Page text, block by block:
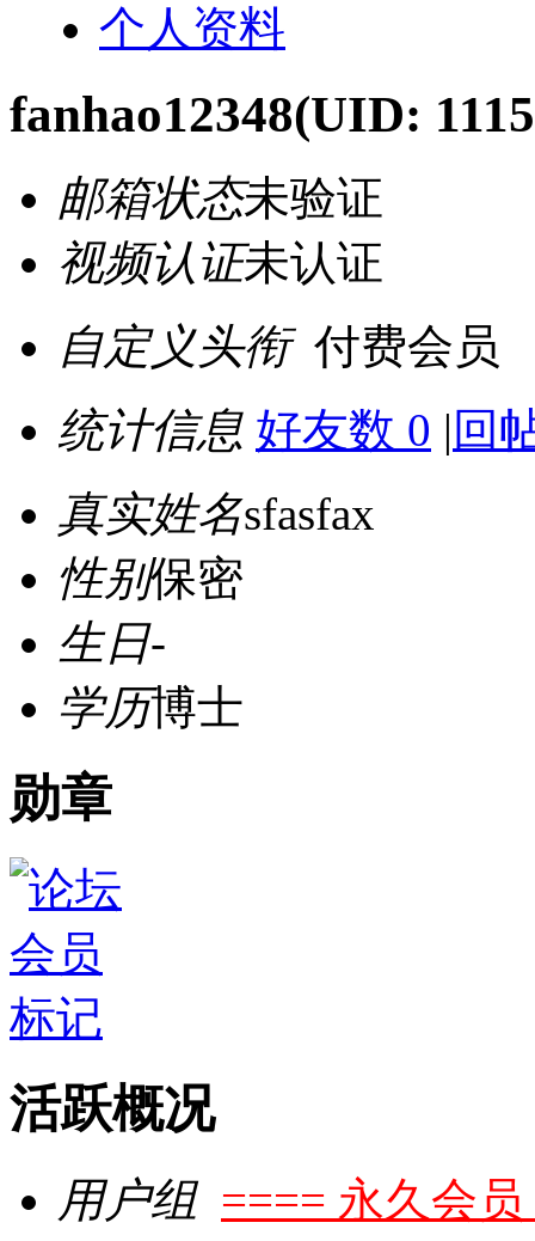
个人资料
fanhao12348(UID:
邮箱状态未验证
视频认证未认证
自定义头衔 付费会员
统计信息 好友数 0 | 回
真实姓名sfasfax
性别保密
生日-
学历博士
勋章
活跃概况
用户组 ==== 永久会员